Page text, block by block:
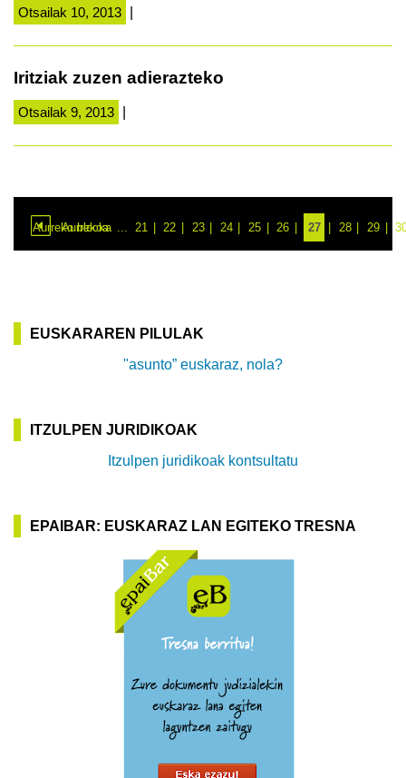
Otsailak 10, 2013
Iritziak zuzen adierazteko
Otsailak 9, 2013
Aurreko blocka
Aurrekoa ... 21 22 23 24 25 26 27 28 29
EUSKARAREN PILULAK
"asunto” euskaraz, nola?
ITZULPEN JURIDIKOAK
Itzulpen juridikoak kontsultatu
EPAIBAR: EUSKARAZ LAN EGITEKO TRESNA